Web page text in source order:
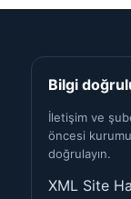
Bilgi
İletişim ve
öncesi
doğrulayın.
XML Site